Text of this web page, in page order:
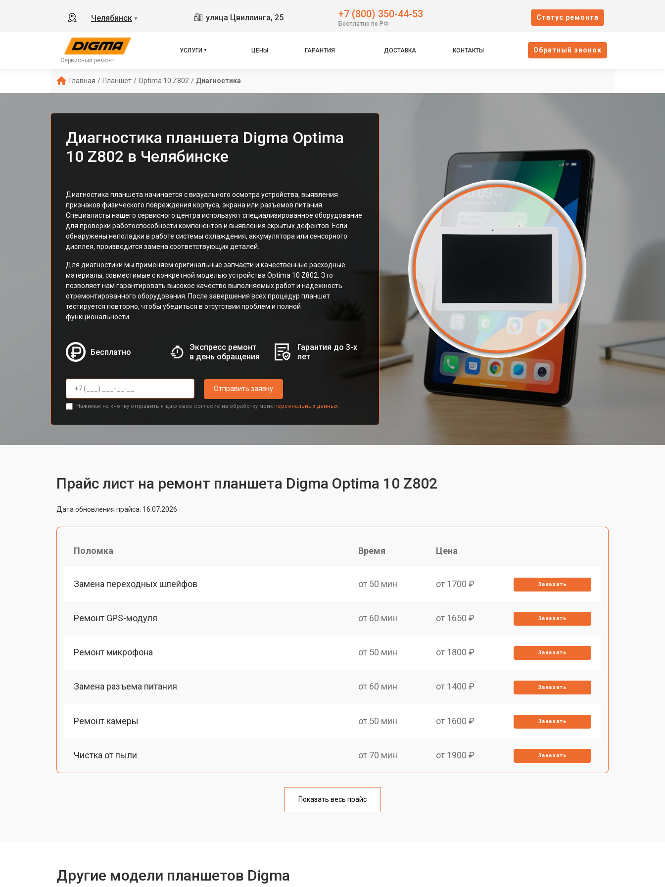
Челябинск ▼ улица Цвиллинга, 25 +7 (800) 350-44-53
Бесплатно по РФ
Cтатус ремонта
Сервисный ремонт
УСЛУГИ ЦЕНЫ ГАРАНТИЯ ДОСТАВКА КОНТАКТЫ Oбратный звонок
Главная / Планшет / Optima 10 Z802 / Диагностика
Диагностика планшета Digma Optima
10 Z802 в Челябинске
Диагностика планшета начинается с визуального осмотра устройства, выявления
признаков физического повреждения корпуса, экрана или разъемов питания.
Специалисты нашего сервисного центра используют специализированное оборудование
для проверки работоспособности компонентов и выявления скрытых дефектов. Если
обнаружены неполадки в работе системы охлаждения, аккумулятора или сенсорного
дисплея, производится замена соответствующих деталей.
Для диагностики мы применяем оригинальные запчасти и качественные расходные
материалы, совместимые с конкретной моделью устройства Optima 10 Z802. Это
позволяет нам гарантировать высокое качество выполняемых работ и надежность
отремонтированного оборудования. После завершения всех процедур планшет
тестируется повторно, чтобы убедиться в отсутствии проблем и полной
функциональности.
Бесплатно
Экспресс ремонт
в день обращения
Гарантия до 3-х
лет
Отправить заявку
Нажимая на кнопку отправить я даю свое согласие на обработку моих персональных данных.
Прайс лист на ремонт планшета Digma Optima 10 Z802
Дата обновления прайса: 16.07.2026
Поломка Время Цена
Замена переходных шлейфов от 50 мин от 1700 ₽ Заказать
Ремонт GPS-модуля от 60 мин от 1650 ₽ Заказать
Ремонт микрофона от 50 мин от 1800 ₽ Заказать
Замена разъема питания от 60 мин от 1400 ₽ Заказать
Ремонт камеры от 50 мин от 1600 ₽ Заказать
Чистка от пыли от 70 мин от 1900 ₽ Заказать
от 50 мин
Показать весь прайс
Другие модели планшетов Digma